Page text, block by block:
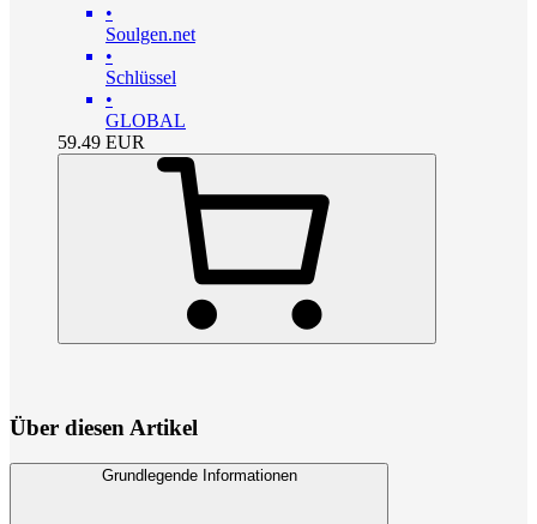
•
Soulgen.net
•
Schlüssel
•
GLOBAL
59.49 EUR
Über diesen Artikel
Grundlegende Informationen